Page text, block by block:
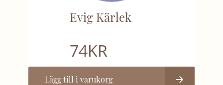
Evig Kärlek
74KR
Lägg till i varukorg